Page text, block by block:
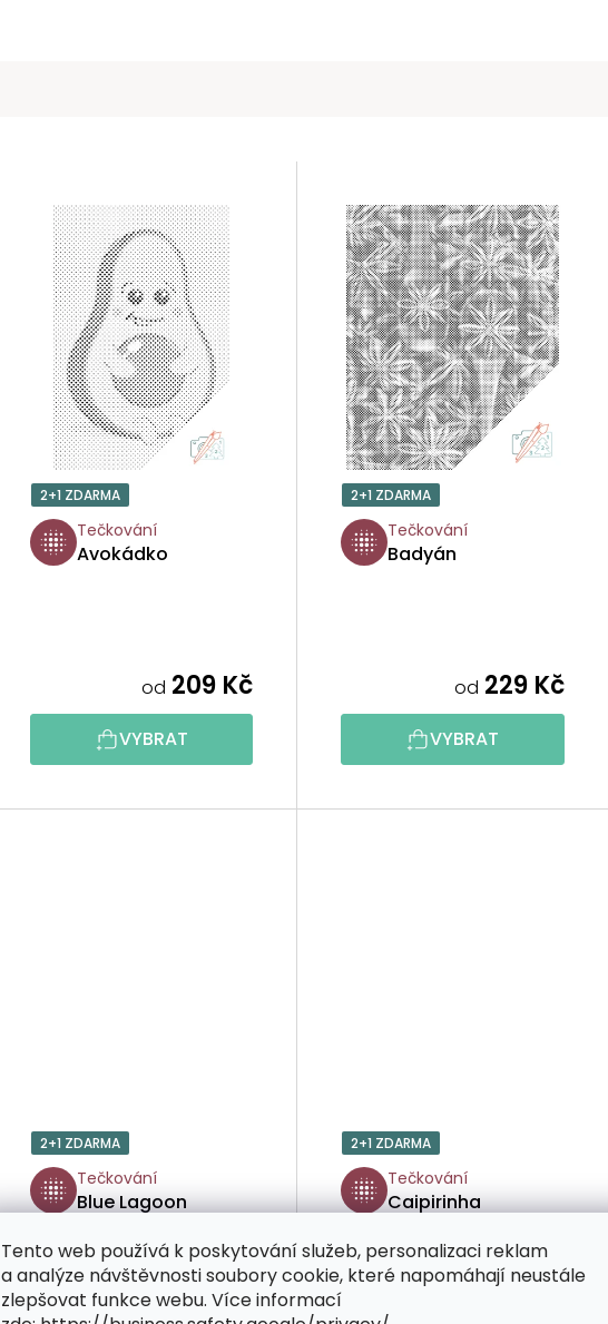
Tento web používá k poskytování služeb, personalizaci reklam
a analýze návštěvnosti soubory cookie, které napomáhají neustále
zlepšovat funkce webu. Více informací
2+1 ZDARMA
Tečkování
Avokádko
od 209 Kč
VYBRAT
2+1 ZDARMA
Tečkování
Badyán
od 229 Kč
VYBRAT
2+1 ZDARMA
Tečkování
Blue Lagoon
2+1 ZDARMA
Tečkování
Caipirinha